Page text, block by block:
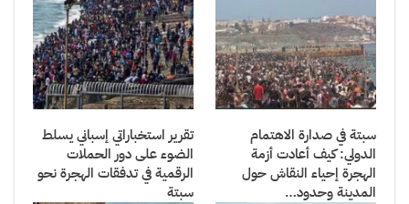
سبتة في صدارة الاهتمام
الدولي: كيف أعادت أزمة
الهجرة إحياء النقاش حول
المدينة وحدود…
تقرير استخباراتي إسباني يسلط
الضوء على دور الحملات
الرقمية في تدفقات الهجرة نحو
سبتة